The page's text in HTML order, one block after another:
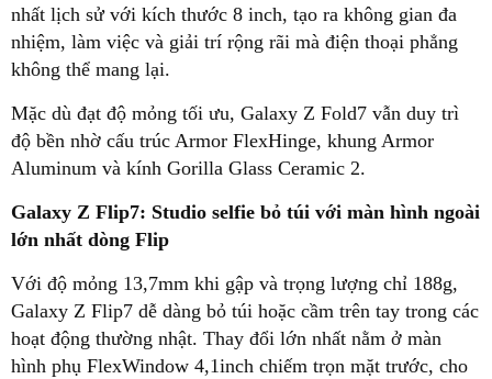
nhất lịch sử với kích thước 8 inch, tạo ra không gian đa
nhiệm, làm việc và giải trí rộng rãi mà điện thoại phẳng
không thể mang lại.
Mặc dù đạt độ mỏng tối ưu, Galaxy Z Fold7 vẫn duy trì
độ bền nhờ cấu trúc Armor FlexHinge, khung Armor
Aluminum và kính Gorilla Glass Ceramic 2.
Galaxy Z Flip7: Studio selfie bỏ túi với màn hình ngoài
lớn nhất dòng Flip
Với độ mỏng 13,7mm khi gập và trọng lượng chỉ 188g,
Galaxy Z Flip7 dễ dàng bỏ túi hoặc cầm trên tay trong các
hoạt động thường nhật. Thay đổi lớn nhất nằm ở màn
hình phụ FlexWindow 4,1inch chiếm trọn mặt trước, cho